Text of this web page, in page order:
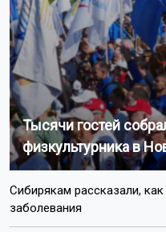
Тысячи гостей
физкультурника в
Сибирякам рассказали,
заболевания